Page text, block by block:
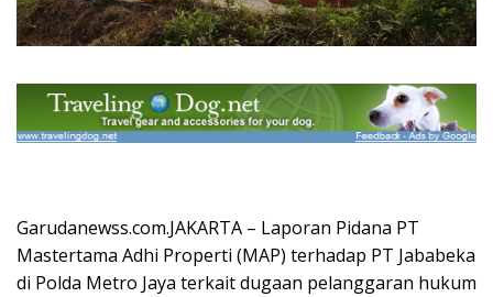
Garudanewss.com.JAKARTA – Laporan Pidana PT
Mastertama Adhi Properti (MAP) terhadap PT Jababeka
di Polda Metro Jaya terkait dugaan pelanggaran hukum